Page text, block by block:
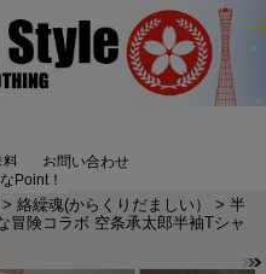
料
お問い合わせ
Point！
> 絡繰魂(からくりだましい） > 半
冒険コラボ 空条承太郎半袖Tシャ